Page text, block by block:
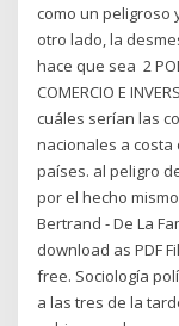
como un peligroso
otro lado, la
hace que sea 2
COMERCIO E
cuáles serían las
nacionales a
países. al peligro
por el hecho
Bertrand - De La
download as PDF
free. Sociología
a las tres de la